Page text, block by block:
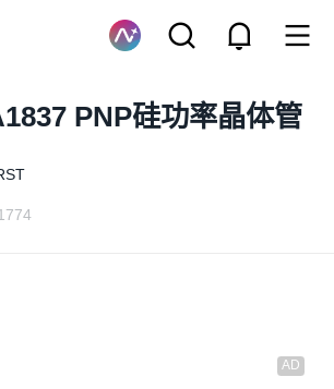
PNP硅功率晶体管